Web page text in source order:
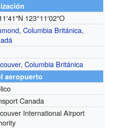
123°11′02″O
,Columbia Británica,
,Columbia Británica
aeropuerto
Canada
International Airport